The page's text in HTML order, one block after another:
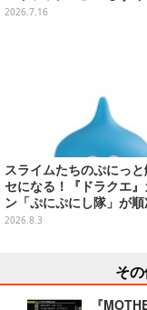
ニ」など全12種をライン
2026.7.16
スライムたちのぷにっ
セになる！『ドラクエ
ン「ぷにぷにし隊」が
全4種ではぐれメタルは固
2026.8.3
そ
『